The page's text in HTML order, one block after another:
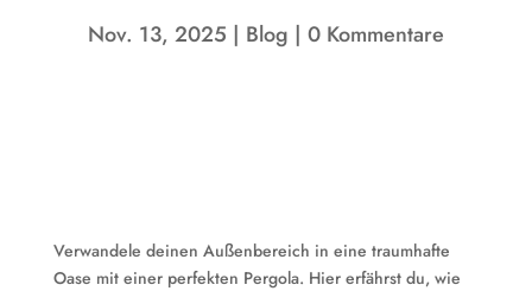
Nov. 13, 2025 Blog 0 Kommentare
Verwandele deinen Außenbereich in eine traumhafte
Oase mit einer perfekten Pergola. Hier erfährst du, wie